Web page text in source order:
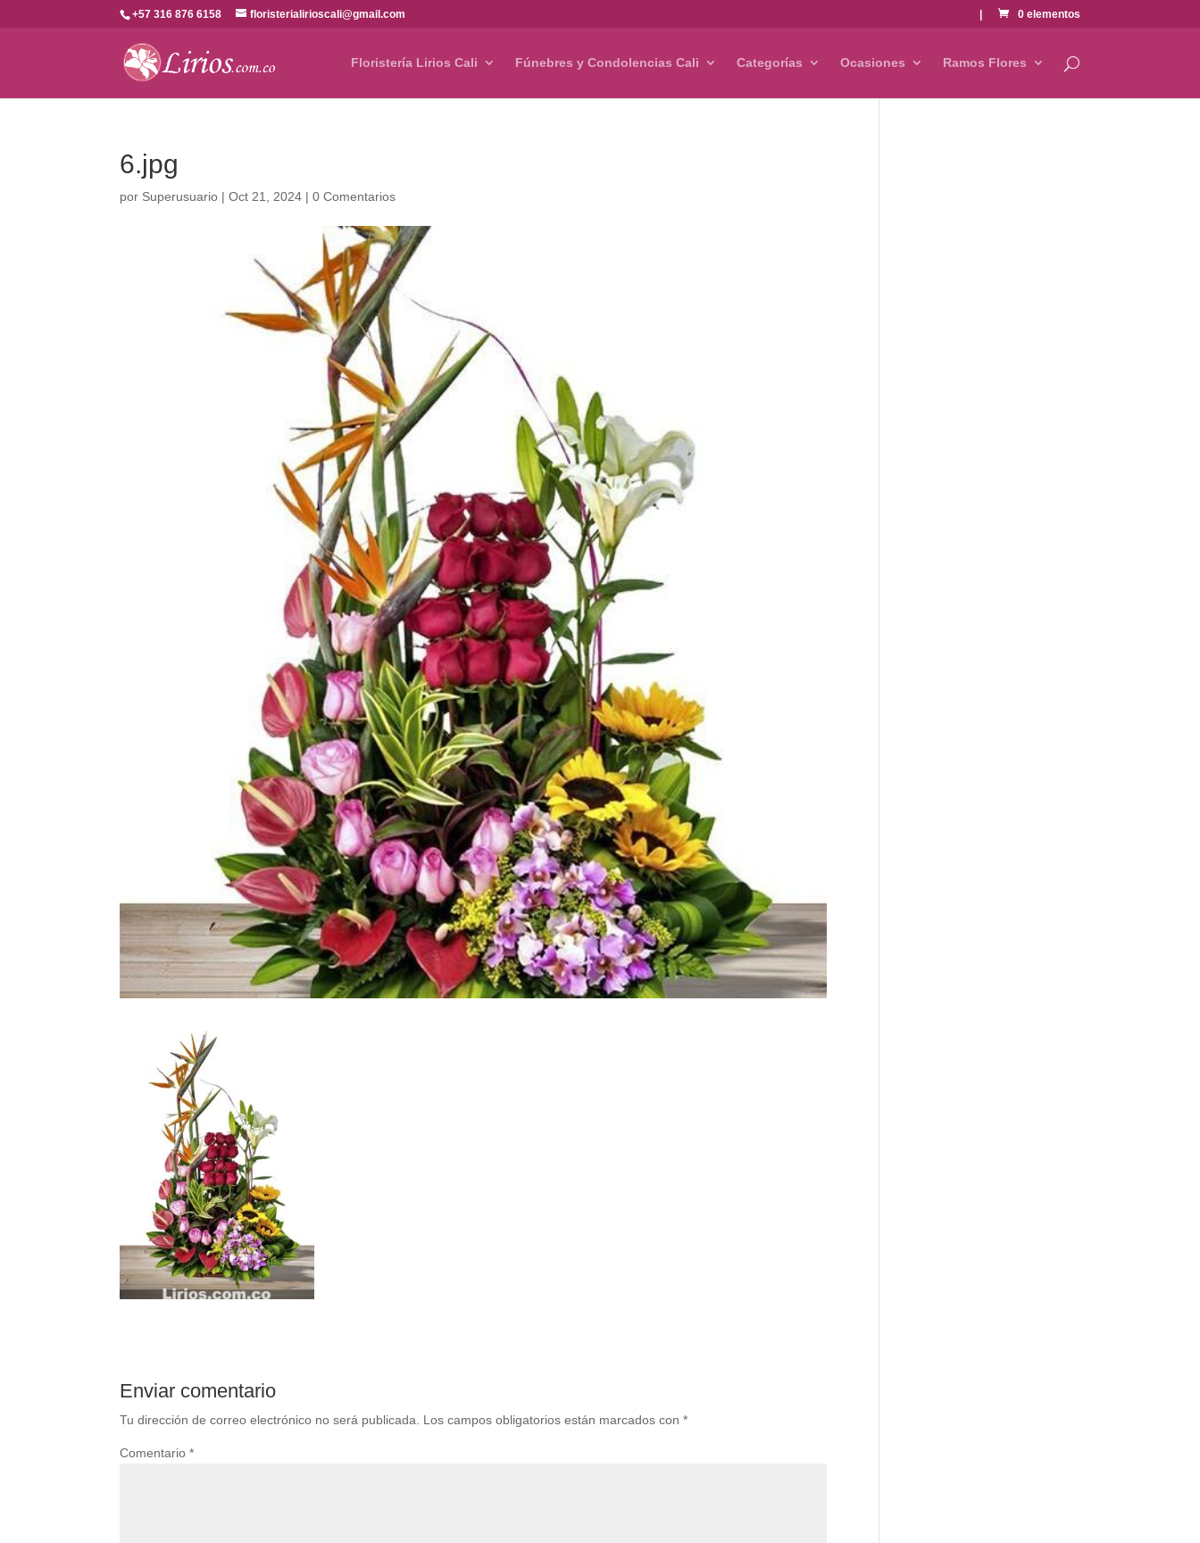
+57 316 876 6158 floristerialirioscali@gmail.com 0 elementos
Floristería Lirios Cali Fúnebres y Condolencias Cali Categorías Ocasiones Ramos Flores
6.jpg
por Superusuario |Oct 21, 2024 |0 Comentarios
Enviar comentario
Tu dirección de correo electrónico no será publicada. Los campos obligatorios están marcados con*
Comentario*